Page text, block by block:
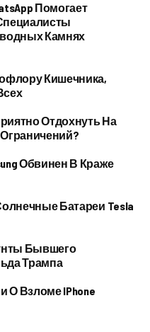
Помогает
Камнях
Кишечника,
Отдохнуть На
Обвинен В Краже
Батареи Tesla
Бывшего
Трампа
О Взломе IPhone